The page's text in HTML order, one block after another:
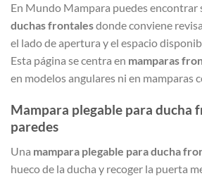
En Mundo Mampara puedes encontrar
duchas frontalesdonde conviene
el lado de apertura y el espacio
Esta página se centra en mamparas
en modelos angulares ni en mamparas
Mampara plegable para ducha
paredes
Una mampara plegable para ducha
hueco de la ducha y recoger la puerta